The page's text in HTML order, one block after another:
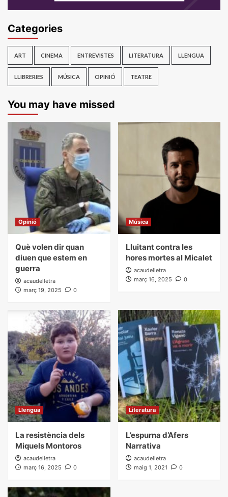
Categories
ART CINEMA ENTREVISTES LITERATURA LLENGUA
LLIBRERIES MÚSICA OPINIÓ TEATRE
You may have missed
Opinió
Què volen dir quan
diuen que estem en
guerra
acaudelletra
març 19, 2025
0
Música
Lluitant contra les
hores mortes al Micalet
acaudelletra
març 16, 2025
0
Llengua
La resistència dels
Miquels Montoros
acaudelletra
març 16, 2025
0
Literatura
L’espurna d’Afers
Narrativa
acaudelletra
maig 1, 2021
0